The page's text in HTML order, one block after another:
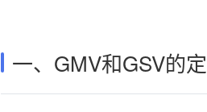
一、GMV和GSV的